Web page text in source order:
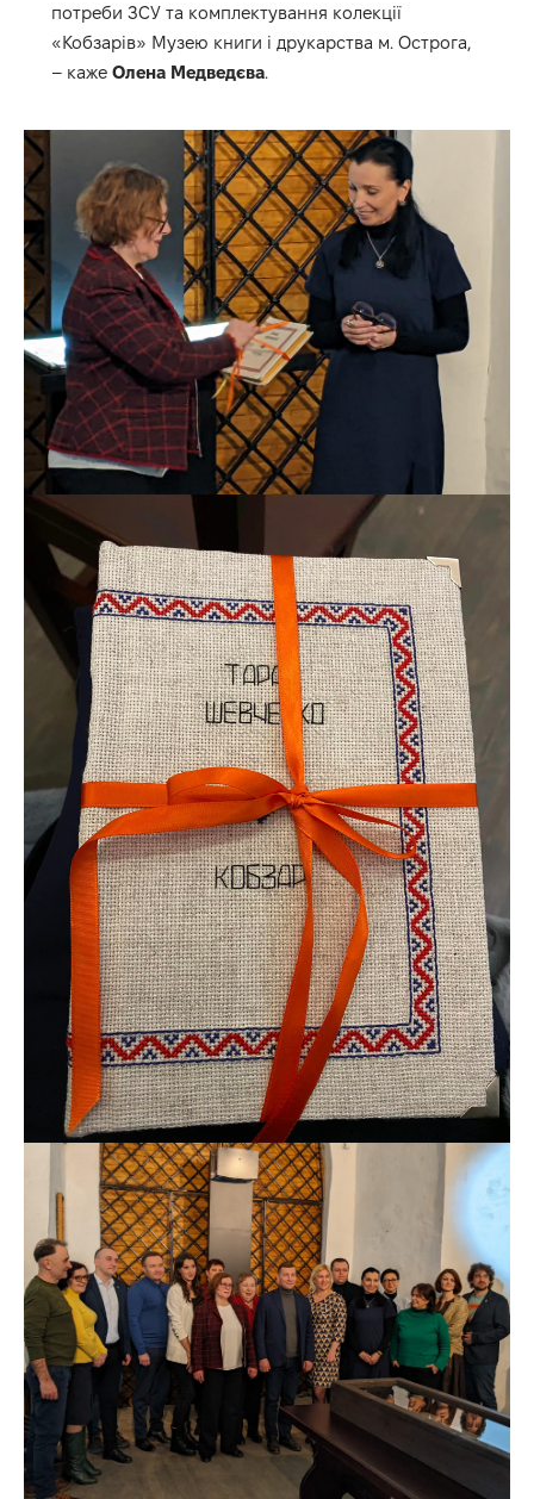
потреби ЗСУ та комплектування колекції
«Кобзарів» Музею книги і друкарства м. Острога,
– каже Олена Медведєва.